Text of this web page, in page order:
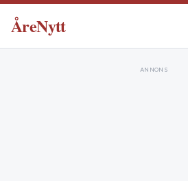
ÅreNytt
ANNONS